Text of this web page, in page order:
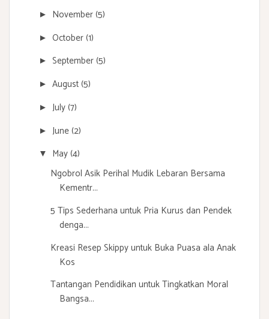
► November(5)
► October(1)
► September(5)
► August(5)
► July(7)
► June(2)
▼ May(4)
Ngobrol Asik Perihal Mudik Lebaran Bersama
Kementr...
5 Tips Sederhana untuk Pria Kurus dan Pendek
denga...
Kreasi Resep Skippy untuk Buka Puasa ala Anak
Kos
Tantangan Pendidikan untuk Tingkatkan Moral
Bangsa...